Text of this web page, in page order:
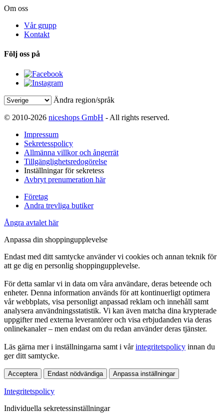
Om oss
Vår grupp
Kontakt
Följ oss på
Ändra region/språk
© 2010-2026 niceshops GmbH - All rights reserved.
Impressum
Sekretesspolicy
Allmänna villkor och ångerrät
Tillgänglighetsredogörelse
Inställningar för sekretess
Avbryt prenumeration här
Företag
Andra trevliga butiker
Ångra avtalet här
Anpassa din shoppingupplevelse
Endast med ditt samtycke använder vi cookies och annan teknik för
att ge dig en personlig shoppingupplevelse.
För detta samlar vi in data om våra användare, deras beteende och
enheter. Denna information används för att kontinuerligt optimera
vår webbplats, visa personligt anpassad reklam och innehåll samt
analysera användningsstatistik. Vi kan även matcha dina krypterade
uppgifter med externa leverantörer och visa erbjudanden via deras
onlinekanaler – men endast om du redan använder deras tjänster.
Läs gärna mer i inställningarna samt i vårintegritetspolicy innan du
ger ditt samtycke.
Acceptera Endast nödvändiga Anpassa inställningar
Integritetspolicy
Individuella sekretessinställningar